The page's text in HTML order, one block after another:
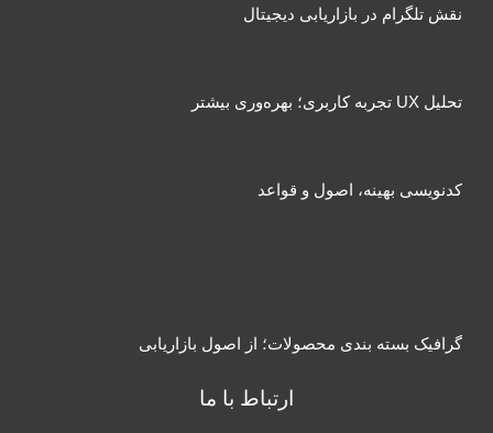
نقش تلگرام در بازاریابی دیجیتال
تحلیل UX تجربه کاربری؛ بهره‌وری بیشتر
کدنویسی بهینه، اصول و قواعد
گرافیک بسته بندی محصولات؛ از اصول بازاریابی
ارتباط با ما